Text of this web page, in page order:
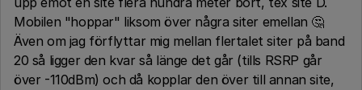
Mobilen "hoppar" liksom över några siter emellan 🤔
Även om jag förflyttar mig mellan flertalet siter på band
20 så ligger den kvar så länge det går (tills RSRP går
över -110dBm) och då kopplar den över till annan site,